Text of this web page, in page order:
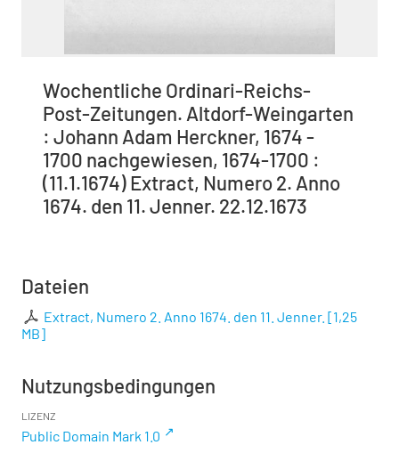
Wochentliche Ordinari-Reichs-
Post-Zeitungen. Altdorf-Weingarten
: Johann Adam Herckner, 1674 -
1700 nachgewiesen, 1674-1700 :
(11.1.1674) Extract, Numero 2. Anno
1674. den 11. Jenner. 22.12.1673
Dateien
Extract, Numero 2. Anno 1674. den 11. Jenner. [1,25
MB]
Nutzungsbedingungen
LIZENZ
Public Domain Mark 1.0